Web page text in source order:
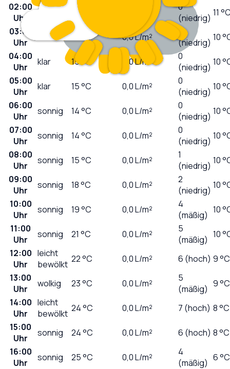
02:00
Uhr
klar 17°C L/m²
0
(niedrig) 11
03:00
Uhr
klar 16 °C 0,0L/m²
(niedrig) 10
04:00
Uhr
klar 15 °C 0,0L/m²
0
(niedrig) 10
05:00
Uhr
klar 15°C 0,0L/m²
0
(niedrig) 10
06:00
Uhr
sonnig 14°C 0,0L/m²
0
(niedrig) 10
07:00
Uhr
sonnig 14°C 0,0L/m²
0
(niedrig) 10
08:00
Uhr
sonnig 15°C 0,0L/m²
1
(niedrig) 10
09:00
Uhr
sonnig 18°C 0,0L/m²
2
(niedrig) 10
10:00
Uhr
sonnig 19°C 0,0L/m²
4
(mäßig) 10
11:00
Uhr
sonnig 21 °C 0,0L/m²
5
(mäßig) 10
12:00
Uhr
leicht
bewölkt 22°C 0,0L/m² 6 (hoch) 9 °C
13:00
Uhr
wolkig 23°C 0,0L/m²
5
(mäßig) 9 °C
14:00
Uhr
leicht
bewölkt 24°C 0,0L/m² 7 (hoch) 8 °C
15:00
Uhr
sonnig 24°C 0,0L/m² 6 (hoch) 8 °C
16:00
Uhr
sonnig 25°C 0,0L/m²
4
(mäßig) 6 °C